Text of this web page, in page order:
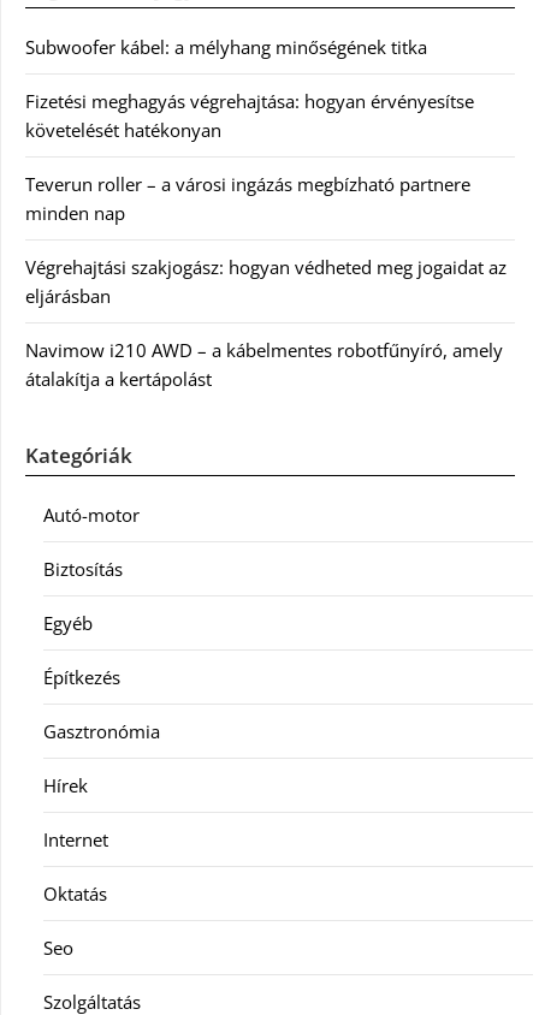
Subwoofer kábel: a mélyhang minőségének titka
Fizetési meghagyás végrehajtása: hogyan érvényesítse
követelését hatékonyan
Teverun roller – a városi ingázás megbízható partnere
minden nap
Végrehajtási szakjogász: hogyan védheted meg jogaidat az
eljárásban
Navimow i210 AWD – a kábelmentes robotfűnyíró, amely
átalakítja a kertápolást
Kategóriák
Autó-motor
Biztosítás
Egyéb
Építkezés
Gasztronómia
Hírek
Internet
Oktatás
Seo
Szolgáltatás